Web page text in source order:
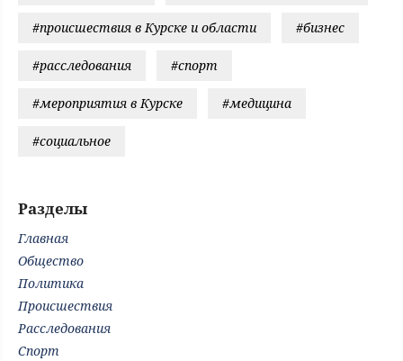
#происшествия в Курске и области #бизнес
#расследования #спорт
#мероприятия в Курске #медицина
#социальное
Разделы
Главная
Общество
Политика
Происшествия
Расследования
Спорт